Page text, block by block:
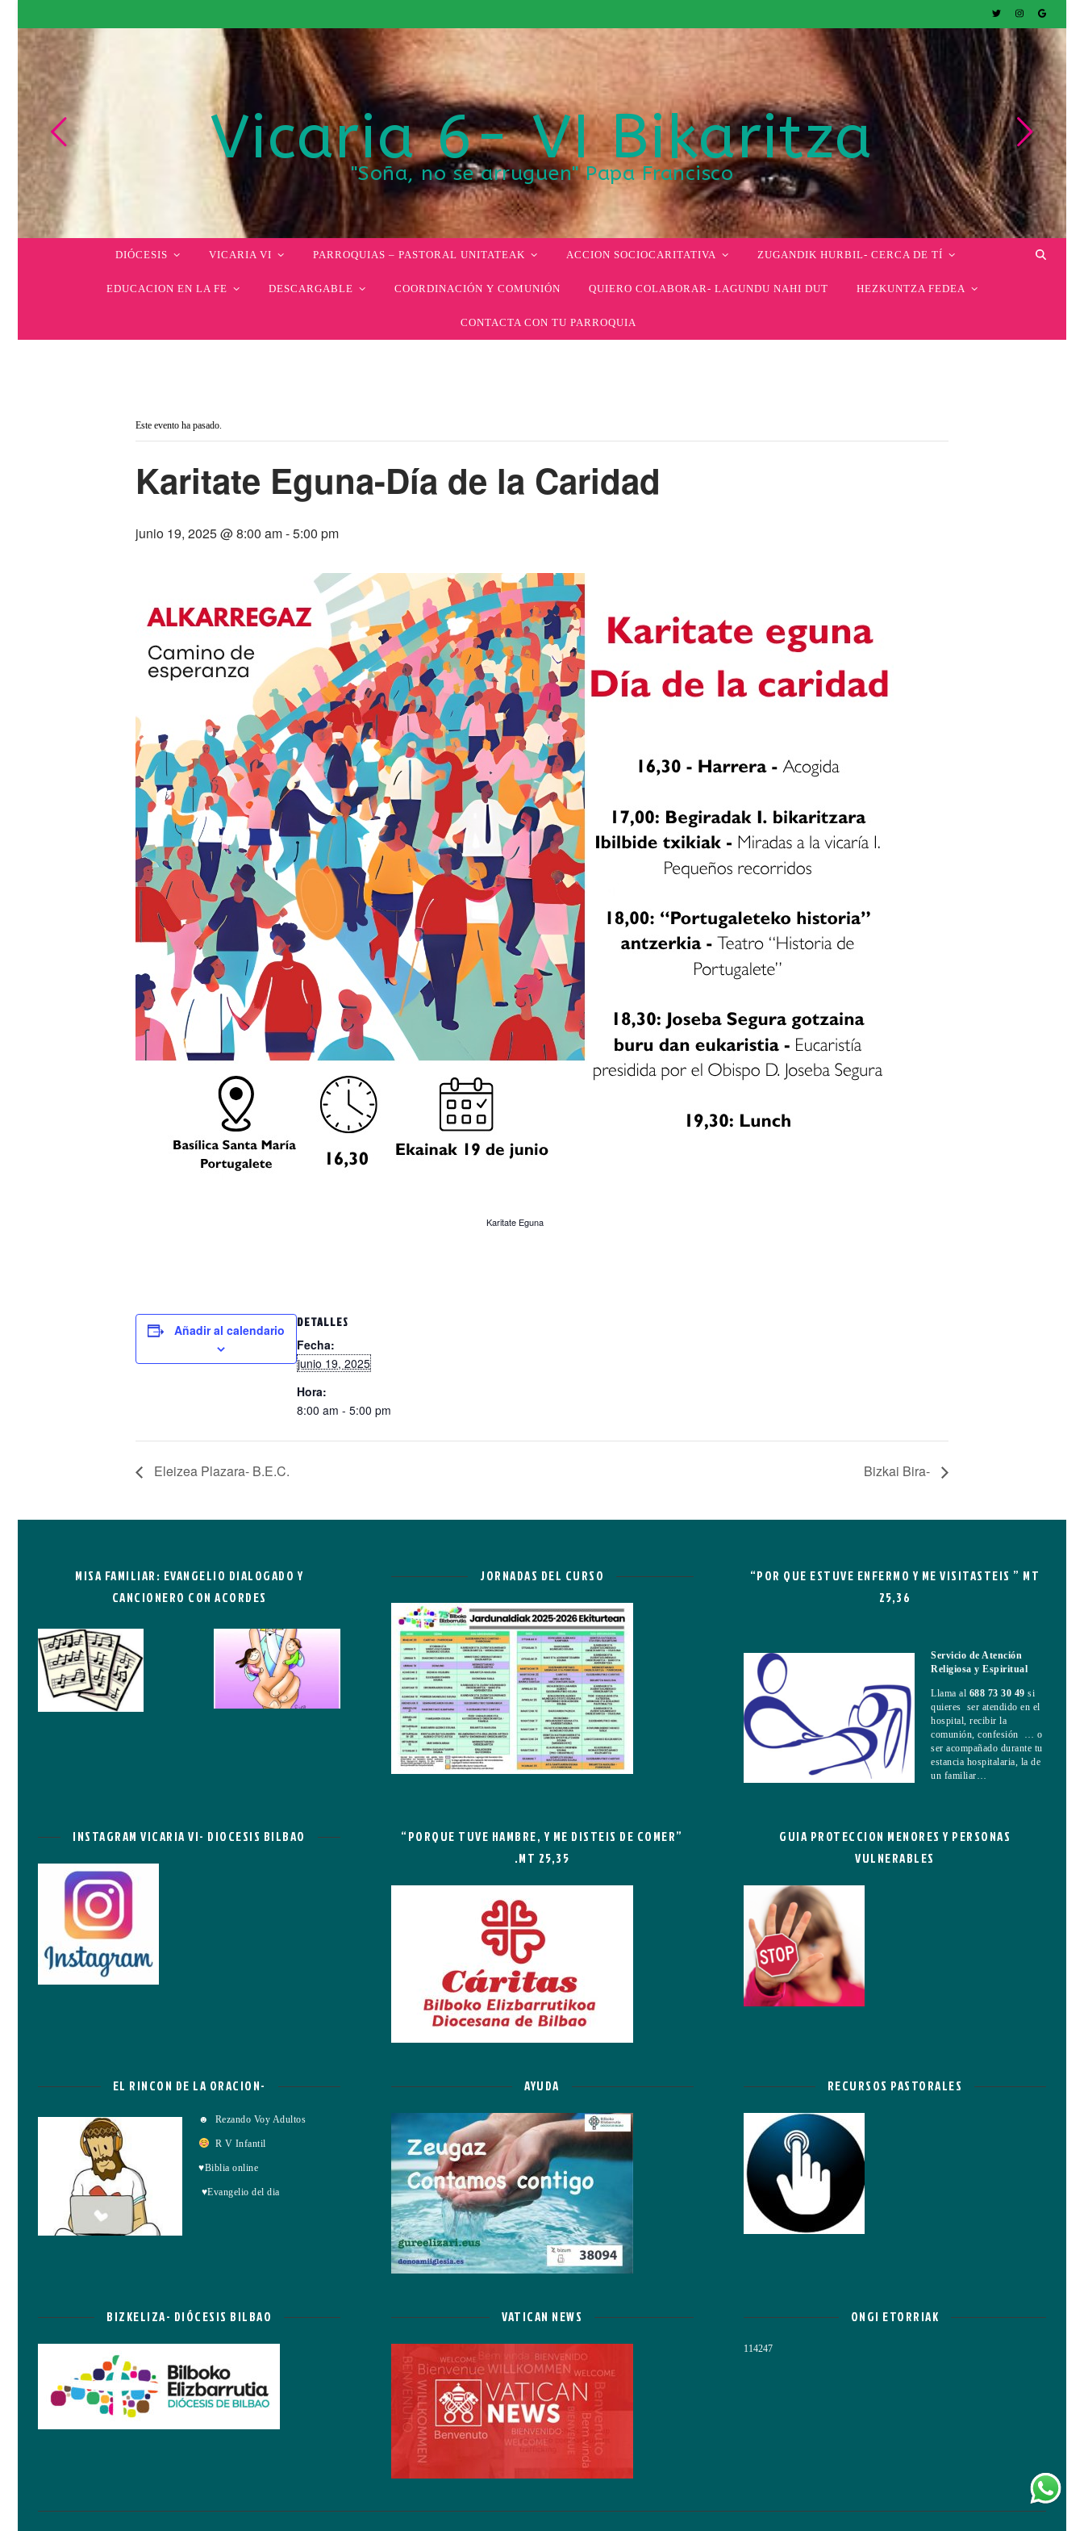
Vicaria 6- VI Bikaritza
"Soña, no se arruguen" Papa Francisco
DIÓCESIS VICARIA VI PARROQUIAS – PASTORAL UNITATEAK ACCION SOCIOCARITATIVA ZUGANDIK HURBIL- CERCA DE TÍ
EDUCACION EN LA FE DESCARGABLE COORDINACIÓN Y COMUNIÓN QUIERO COLABORAR- LAGUNDU NAHI DUT HEZKUNTZA FEDEA
CONTACTA CON TU PARROQUIA
Este evento ha pasado.
Karitate Eguna-Día de la Caridad
junio 19, 2025 @ 8:00 am-5:00 pm
Karitate Eguna
Añadir al calendario
DETALLES
Fecha:
junio 19, 2025
Hora:
8:00 am - 5:00 pm
Eleizea Plazara- B.E.C. Bizkai Bira-
MISA FAMILIAR: EVANGELIO DIALOGADO Y
CANCIONERO CON ACORDES
JORNADAS DEL CURSO
“POR QUE ESTUVE ENFERMO Y ME VISITASTEIS ” MT
25,36
Servicio de Atención
Religiosa y Espiritual
Llama al 688 73 30 49 si
quieres ser atendido en el
hospital, recibir la
comunión, confesión … o
ser acompañado durante tu
estancia hospitalaria, la de
un familiar…
INSTAGRAM VICARIA VI- DIOCESIS BILBAO
“PORQUE TUVE HAMBRE, Y ME DISTEIS DE COMER”
.MT 25,35
GUIA PROTECCION MENORES Y PERSONAS
VULNERABLES
EL RINCON DE LA ORACION-
☻ Rezando Voy Adultos
R V Infantil
♥Biblia online
♥Evangelio del dia
AYUDA RECURSOS PASTORALES
BIZKELIZA- DIÓCESIS BILBAO VATICAN NEWS ONGI ETORRIAK
114247